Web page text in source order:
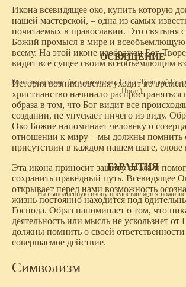
ОСВЯЩЕНИЕ
Ваша икона может быть освящена в Свято-Троицкой
Посад).
ГАРАНТИЯ
На выполненную икону предоставляется
Икона всевидящее око, купить которую
нашей мастерской, – одна из самых
почитаемых в православии. Это святыня
Божий промысл в мире и всеобъемлющую
всему. На этой иконе изображен Бог-
видит все сущее своим всеобъемлющим
История возникновения уходит во
христианство начинало
образа в том, что Бог видит все
создании, не упускает ничего из виду.
Око Божие напоминает человеку о
отношении к миру – мы должны помнить
присутствии в каждом нашем шаге,
Эта икона приносит защиту от зла и
сохранить праведный путь. Всевидящее
открывает перед нами возможность
жизнь постоянно находится под
Господа. Образ напоминает о том, что
деятельность или мысль не ускользнет
должны помнить о своей
совершаемое действие.
Символизм